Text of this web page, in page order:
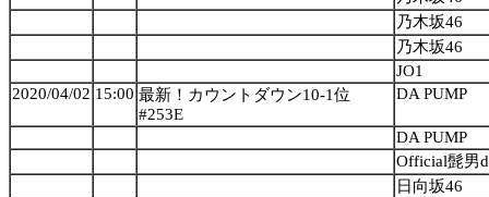
乃木坂46
乃木坂46
JO1
2020/04/02 15:00 最新！カウントダウン10-1位
#253E
DA PUMP
DA PUMP
Official髭男
日向坂46